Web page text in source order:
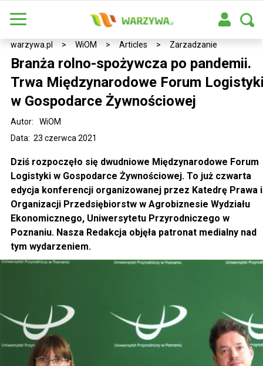
warzywa.pl > WiOM > Articles > Zarzadzanie
Branża rolno-spożywcza po pandemii.
Trwa Międzynarodowe Forum
w Gospodarce Żywnościowej
Data: 23 czerwca 2021
Autor: WiOM
Dziś rozpoczęło się dwudniowe Międzynarodowe Forum
Logistyki w Gospodarce Żywnościowej. To już czwarta
edycja konferencji organizowanej przez Katedrę Prawa i
Organizacji Przedsiębiorstw w Agrobiznesie Wydziału
Ekonomicznego, Uniwersytetu Przyrodniczego w
Poznaniu. Nasza Redakcja objęła patronat medialny nad
tym wydarzeniem.